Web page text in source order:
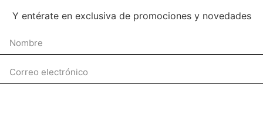
Y entérate en exclusiva de promociones y novedades